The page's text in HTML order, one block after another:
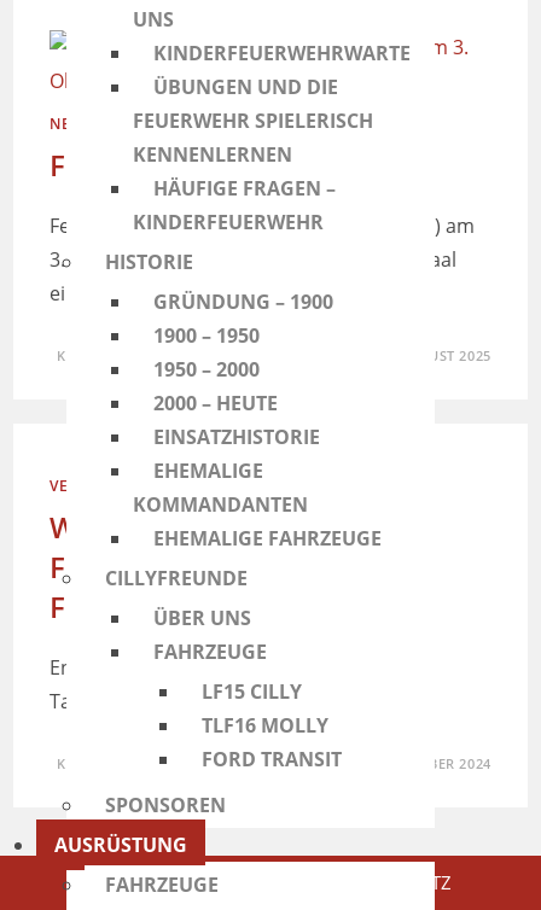
UNS
KINDERFEUERWEHRWARTE
ÜBUNGEN UND DIE
FEUERWEHR SPIELERISCH
KENNENLERNEN
HÄUFIGE FRAGEN –
KINDERFEUERWEHR
HISTORIE
GRÜNDUNG – 1900
1900 – 1950
1950 – 2000
2000 – HEUTE
EINSATZHISTORIE
EHEMALIGE
KOMMANDANTEN
EHEMALIGE FAHRZEUGE
CILLYFREUNDE
ÜBER UNS
FAHRZEUGE
LF15 CILLY
TLF16 MOLLY
FORD TRANSIT
SPONSOREN
AUSRÜSTUNG
FAHRZEUGE
NEUIGKEIT /VERANSTALTUNG
Feiern am 3. Oktober
Feiern mit der Feuerwehr Taufkirchen (Vils) am
3. Oktober! Wir laden euch in den Bürgersaal
ein.
KOMMENTARE DEAKTIVIERT 1. AUGUST 2025
VERANSTALTUNG
Weißbier und Weißwurst
Frühschoppen mit
Fahrzeugweihe
Endlich gehts wieder los! Die FFW
Taufkirchen/Vils lädt ein zum…
KOMMENTARE DEAKTIVIERT 10. SEPTEMBER 2024
KONTAKT IMPRESSUM
DATENSCHUTZ